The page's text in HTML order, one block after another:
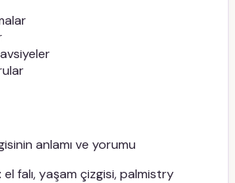
anlamı ve yorumu
: el falı, yaşam çizgisi, palmistry